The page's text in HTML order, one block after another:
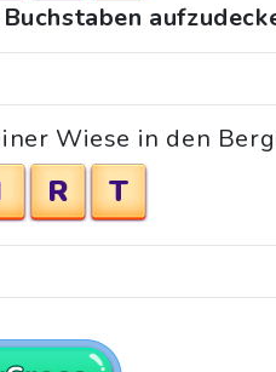
Wiese in den
R T